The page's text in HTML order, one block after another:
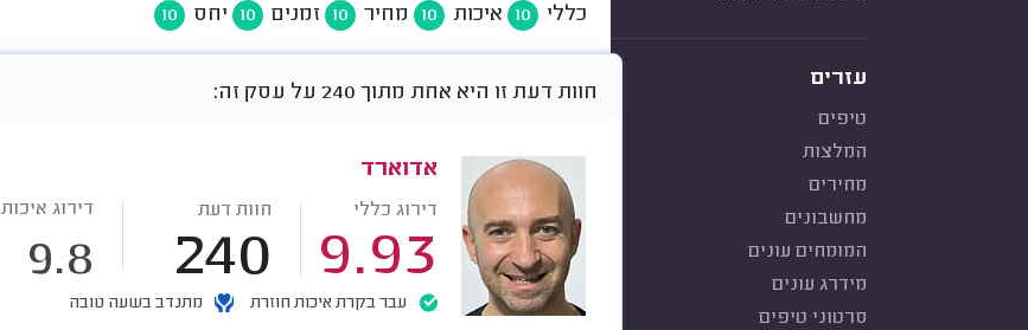
עזרים
טיפים
המלצות
מחירים
מחשבונים
המומחים עונים
מידרג עונים
סרטוני טיפים
כללי
10 איכות 10 מחיר 10 זמנים 10 יחס 10
חוות דעת זו היא אחת מתוך 240 על עסק זה:
אדוארד
דירוג כללי
9.93
חוות דעת
240
דירוג איכות
9.8
עבר בקרת איכות חוזרת מתנדב בשעה טובה